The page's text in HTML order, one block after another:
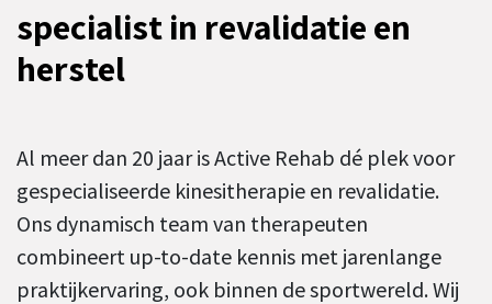
specialist in revalidatie en
herstel
Al meer dan 20 jaar is Active Rehab dé plek voor
gespecialiseerde kinesitherapie en revalidatie.
Ons dynamisch team van therapeuten
combineert up-to-date kennis met jarenlange
praktijkervaring, ook binnen de sportwereld. Wij